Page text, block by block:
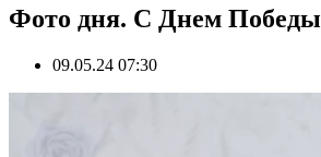
Фото дня. С Днем
09.05.24 07:30